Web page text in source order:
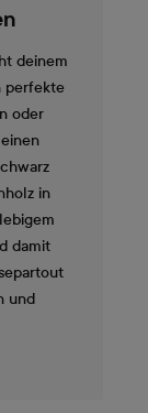
deinem
perfekte
oder
in
damit
und